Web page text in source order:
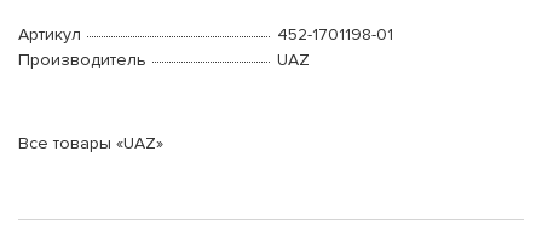
Артикул
452-1701198-01
Производитель
UAZ
Все товары «UAZ»